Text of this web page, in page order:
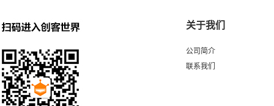
关于我们
公司简介
联系我们